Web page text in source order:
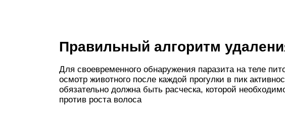
Правильный алгоритм
Для своевременного обнаружения паразита на теле
осмотр животного после каждой прогулки в пик
обязательно должна быть расческа, которой
против роста волоса